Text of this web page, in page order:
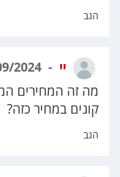
הגב
יי
מה זה המחירים
קונים במחיר כזה?
הגב